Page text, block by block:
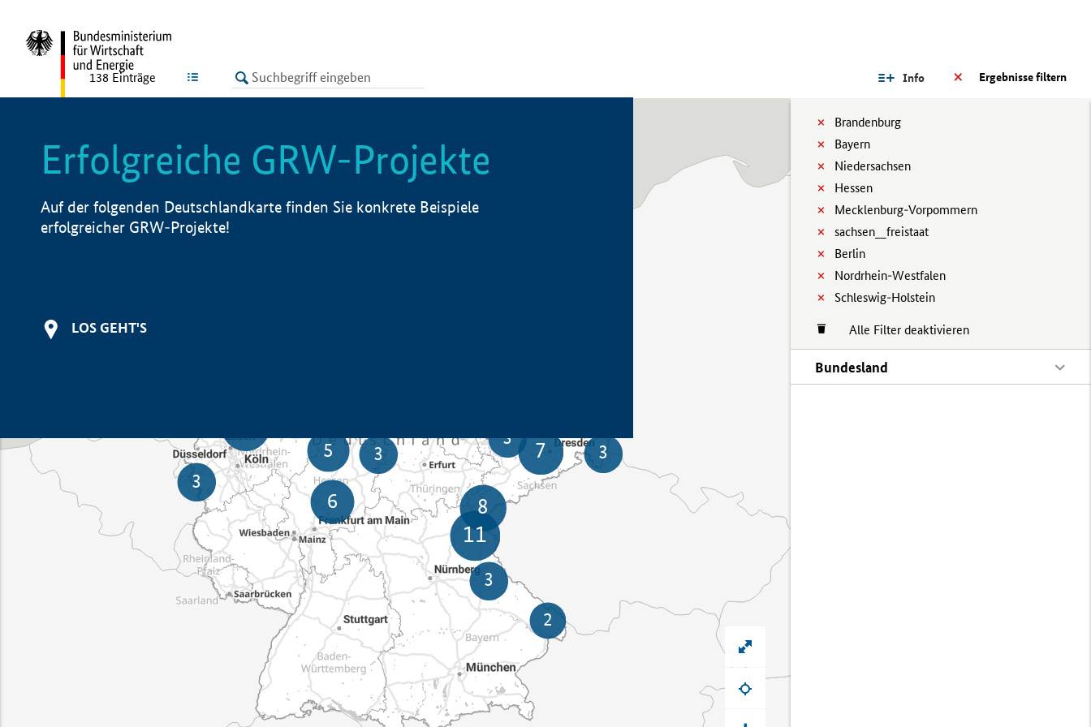
LISTE Ergebnisse filtern
Info
Brandenburg
Bayern
Niedersachsen
Hessen
Mecklenburg-Vorpommern
sachsen__freistaat
Berlin
Nordrhein-Westfalen
Schleswig-Holstein
Alle Filter deaktivieren
Bundesland
138 Einträge
Erfolgreiche GRW-Projekte
Auf der folgenden Deutschlandkarte finden Sie konkrete Beispiele
erfolgreicher GRW-Projekte!
LOS GEHT'S